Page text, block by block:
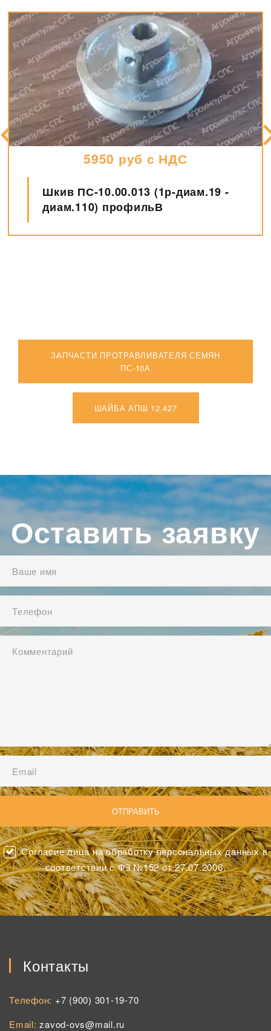
8800 руб с НДС
Датчик СУМ-1 (СУМ-1М)
ЗАПЧАСТИ ПРОТРАВЛИВАТЕЛЯ СЕМЯН
ПС-10А
ШАЙБА АПШ 12.427
Оставить заявку
Согласие лица на обработку персональных данных в
соответствии с ФЗ №152 от 27.07.2006.
Контакты
Телефон: +7 (900) 301-19-70
Email:zavod-ovs@mail.ru